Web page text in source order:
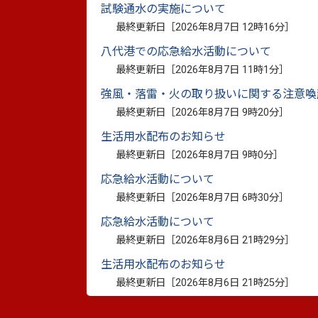
試験通水の実施について
最終更新日［2026年8月7日 12時16分
八代港での応急給水活動について
最終更新日［2026年8月7日 11時1分
強風・落雷・火の取り扱いに関する注意
最終更新日［2026年8月7日 9時20分
生活用水配布のお知らせ
最終更新日［2026年8月7日 9時0分
応急給水活動について
最終更新日［2026年8月7日 6時30分
応急給水活動について
最終更新日［2026年8月6日 21時29分
生活用水配布のお知らせ
最終更新日［2026年8月6日 21時25分
▲認定証を受け取った川上さん（左）と
（右）
このページに関す